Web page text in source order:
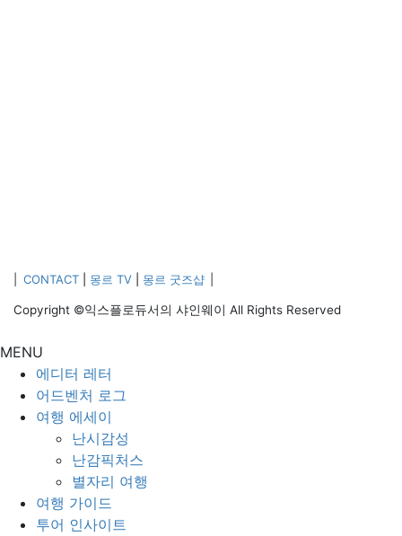
CONTACT| 몽르 TV| 몽르 굿즈샵
Copyright ©익스플로듀서의 샤인웨이 All Rights Reserved
MENU
에디터 레터
어드벤처 로그
여행 에세이
난시감성
난감픽처스
별자리 여행
여행 가이드
투어 인사이트